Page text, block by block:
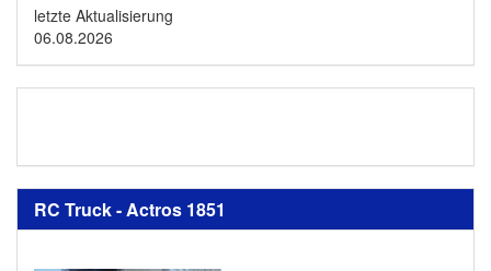
letzte Aktualisierung
06.08.2026
RC Truck - Actros 1851